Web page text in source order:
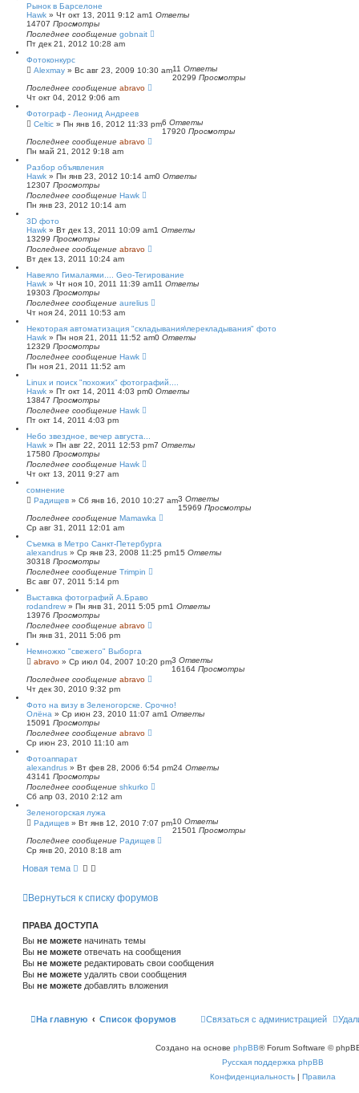
Рынок в Барселоне
Hawk » Чт окт 13, 2011 9:12 am1 Ответы
14707 Просмотры
Последнее сообщение gobnait
Пт дек 21, 2012 10:28 am
Фотоконкурс
Alexmay » Вс авг 23, 2009 10:30 am11 Ответы
20299 Просмотры
Последнее сообщение abravo
Чт окт 04, 2012 9:06 am
Фотограф - Леонид Андреев
Celtic » Пн янв 16, 2012 11:33 pm6 Ответы
17920 Просмотры
Последнее сообщение abravo
Пн май 21, 2012 9:18 am
Разбор объявления
Hawk » Пн янв 23, 2012 10:14 am0 Ответы
12307 Просмотры
Последнее сообщение Hawk
Пн янв 23, 2012 10:14 am
3D фото
Hawk » Вт дек 13, 2011 10:09 am1 Ответы
13299 Просмотры
Последнее сообщение abravo
Вт дек 13, 2011 10:24 am
Навеяло Гималаями.... Geo-Тегирование
Hawk » Чт ноя 10, 2011 11:39 am11 Ответы
19303 Просмотры
Последнее сообщение aurelius
Чт ноя 24, 2011 10:53 am
Некоторая автоматизация "складывания\перекладывания" фото
Hawk » Пн ноя 21, 2011 11:52 am0 Ответы
12329 Просмотры
Последнее сообщение Hawk
Пн ноя 21, 2011 11:52 am
Linux и поиск "похожих" фотографий....
Hawk » Пт окт 14, 2011 4:03 pm0 Ответы
13847 Просмотры
Последнее сообщение Hawk
Пт окт 14, 2011 4:03 pm
Небо звездное, вечер августа...
Hawk » Пн авг 22, 2011 12:53 pm7 Ответы
17580 Просмотры
Последнее сообщение Hawk
Чт окт 13, 2011 9:27 am
сомнение
Радищев » Сб янв 16, 2010 10:27 am3 Ответы
15969 Просмотры
Последнее сообщение Mamawka
Ср авг 31, 2011 12:01 am
Съемка в Метро Санкт-Петербурга
alexandrus » Ср янв 23, 2008 11:25 pm15 Ответы
30318 Просмотры
Последнее сообщение Trimpin
Вс авг 07, 2011 5:14 pm
Выставка фотографий А.Браво
rodandrew » Пн янв 31, 2011 5:05 pm1 Ответы
13976 Просмотры
Последнее сообщение abravo
Пн янв 31, 2011 5:06 pm
Немножко "свежего" Выборга
abravo » Ср июл 04, 2007 10:20 pm3 Ответы
16164 Просмотры
Последнее сообщение abravo
Чт дек 30, 2010 9:32 pm
Фото на визу в Зеленогорске. Срочно!
Олёна » Ср июн 23, 2010 11:07 am1 Ответы
15091 Просмотры
Последнее сообщение abravo
Ср июн 23, 2010 11:10 am
Фотоаппарат
alexandrus » Вт фев 28, 2006 6:54 pm24 Ответы
43141 Просмотры
Последнее сообщение shkurko
Сб апр 03, 2010 2:12 am
Зеленогорская лужа
Радищев » Вт янв 12, 2010 7:07 pm10 Ответы
21501 Просмотры
Последнее сообщение Радищев
Ср янв 20, 2010 8:18 am
Новая тема
Вернуться к списку форумов
ПРАВА ДОСТУПА
Вы не можете начинать темы
Вы не можете отвечать на сообщения
Вы не можете редактировать свои сообщения
Вы не можете удалять свои сообщения
Вы не можете добавлять вложения
На главную Список форумов Связаться с администрацией
Создано на основе phpBB® Forum Software ©
Русская поддержка phpBB
Конфиденциальность | Правила